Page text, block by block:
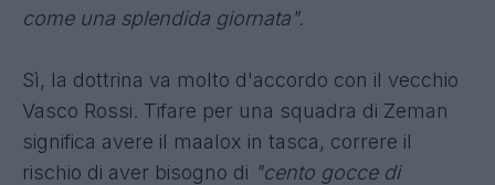
come una splendida giornata".
Sì, la dottrina va molto d'accordo con il vecchio
Vasco Rossi. Tifare per una squadra di Zeman
significa avere il maalox in tasca, correre il
rischio di aver bisogno di "cento gocce di